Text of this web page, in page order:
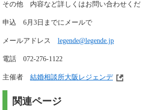
その他 内容など詳しくはお問い合わせく
申込 6月3日までにメールで
メールアドレス legende@legende.jp
電話 072-276-1122
主催者 結婚相談所大阪レジェンデ
関連ページ